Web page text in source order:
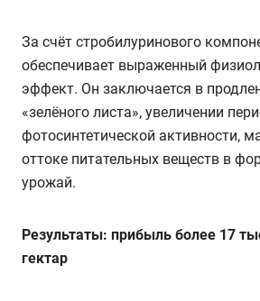
За счёт стробилуринового
обеспечивает выраженный
эффект. Он заключается в
«зелёного листа», увеличении
фотосинтетической активности,
оттоке питательных веществ в
урожай.
Результаты: прибыль более 17
гектар